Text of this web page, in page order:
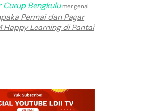
Curup Bengkulumengenai
Permai dan Pagar
Happy Learning di Pantai